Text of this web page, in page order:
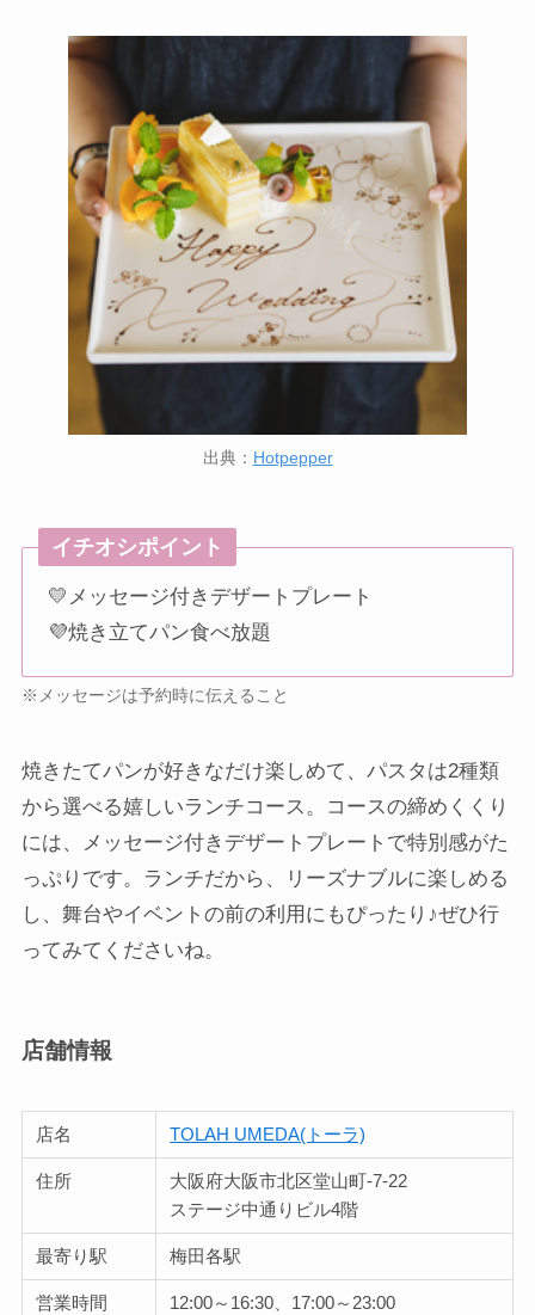
出典： Hotpepper
イチオシポイント
💛メッセージ付きデザートプレート
💜焼き立てパン食べ放題
※メッセージは予約時に伝えること
焼きたてパンが好きなだけ楽しめて、パスタは2種類
から選べる嬉しいランチコース。コースの締めくくり
には、メッセージ付きデザートプレートで特別感がた
っぷりです。ランチだから、リーズナブルに楽しめる
し、舞台やイベントの前の利用にもぴったり♪ぜひ行
ってみてくださいね。
店舗情報
店名 TOLAH UMEDA(トーラ)
住所
大阪府大阪市北区堂山町-7-22
ステージ中通りビル4階
最寄り駅 梅田各駅
営業時間 12:00～16:30、17:00～23:00